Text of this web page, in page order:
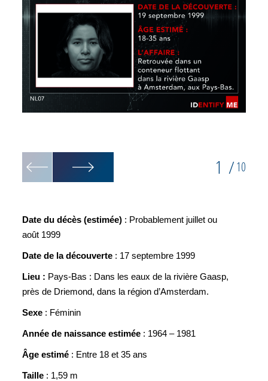
1 /10
Date du décès (estimée) : Probablement juillet ou
août 1999
Date de la découverte : 17 septembre 1999
Lieu : Pays-Bas : Dans les eaux de la rivière Gaasp,
près de Driemond, dans la région d’Amsterdam.
Sexe : Féminin
Année de naissance estimée : 1964 – 1981
Âge estimé : Entre 18 et 35 ans
Taille : 1,59 m